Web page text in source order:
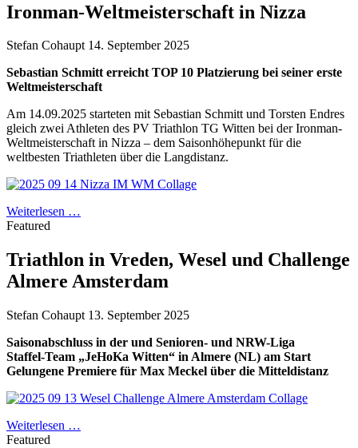
Ironman-Weltmeisterschaft in Nizza
Stefan Cohaupt 14. September 2025
Sebastian Schmitt erreicht TOP 10 Platzierung bei seiner erste
Weltmeisterschaft
Am 14.09.2025 starteten mit Sebastian Schmitt und Torsten Endres
gleich zwei Athleten des PV Triathlon TG Witten bei der Ironman-
Weltmeisterschaft in Nizza – dem Saisonhöhepunkt für die
weltbesten Triathleten über die Langdistanz.
Weiterlesen …
Featured
Triathlon in Vreden, Wesel und Challenge
Almere Amsterdam
Stefan Cohaupt 13. September 2025
Saisonabschluss in der und Senioren- und NRW-Liga
Staffel-Team „JeHoKa Witten“ in Almere (NL) am Start
Gelungene Premiere für Max Meckel über die Mitteldistanz
Weiterlesen …
Featured